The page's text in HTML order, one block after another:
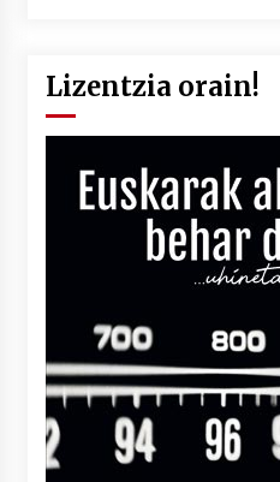
Lizentzia orain!